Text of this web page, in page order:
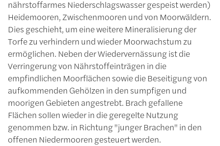
nährstoffarmes Niederschlagswasser gespeist werden)
Heidemooren, Zwischenmooren und von Moorwäldern.
Dies geschieht, um eine weitere Mineralisierung der
Torfe zu verhindern und wieder Moorwachstum zu
ermöglichen. Neben der Wiedervernässung ist die
Verringerung von Nährstoffeinträgen in die
empfindlichen Moorflächen sowie die Beseitigung von
aufkommenden Gehölzen in den sumpfigen und
moorigen Gebieten angestrebt. Brach gefallene
Flächen sollen wieder in die geregelte Nutzung
genommen bzw. in Richtung "junger Brachen" in den
offenen Niedermooren gesteuert werden.